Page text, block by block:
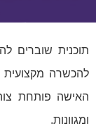
תוכנית שוברים
להכשרה מקצועית
האישה פותחת
ומגוונות.